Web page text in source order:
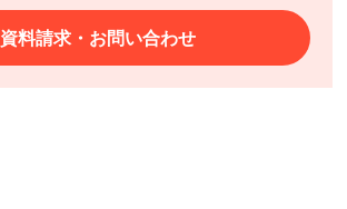
資料請求・お問い合わせ